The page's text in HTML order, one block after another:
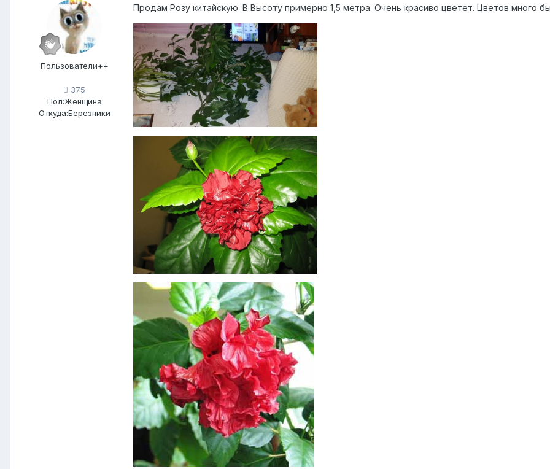
Пользователи++
375
Пол:Женщина
Откуда:Березники
Продам Розу китайскую. В Высоту примерно 1,5 метра. Очень красиво цветет. Цветов много